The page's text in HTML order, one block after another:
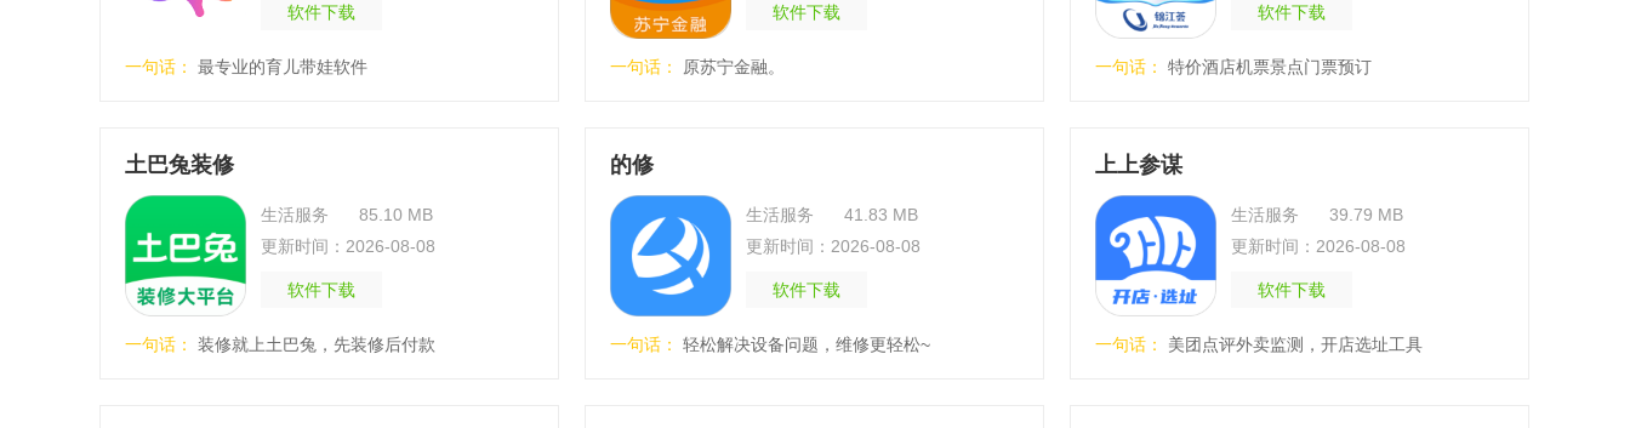
软件下载
一句话： 最专业的育儿带娃软件
软件下载
一句话： 原苏宁金融。
软件下载
一句话： 特价酒店机票景点门票预订
土巴兔装修
生活服务
85.10 MB
更新时间：2026-08-08
软件下载
一句话： 装修就上土巴兔，先装修后付款
的修
生活服务
41.83 MB
更新时间：2026-08-08
软件下载
一句话： 轻松解决设备问题，维修更轻松~
上上参谋
生活服务
39.79 MB
更新时间：2026-08-08
软件下载
一句话： 美团点评外卖监测，开店选址工具